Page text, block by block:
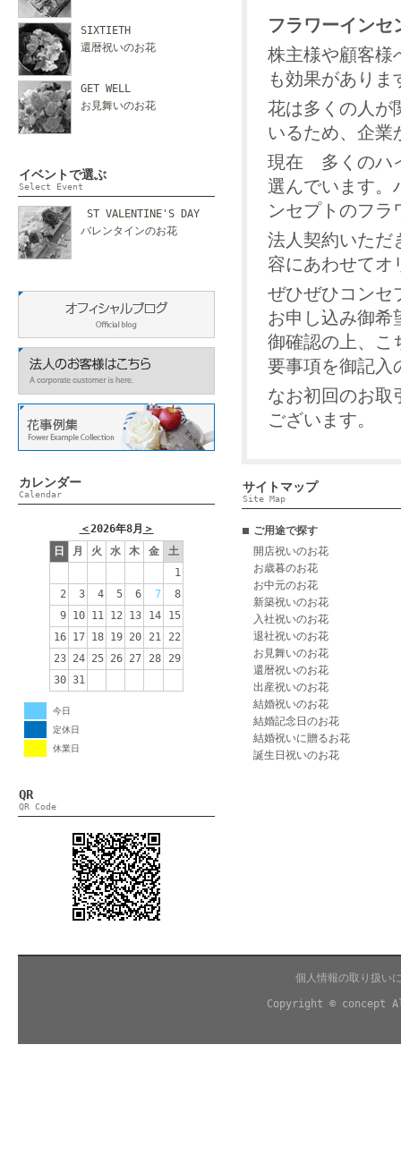
SIXTIETH
還暦祝いのお花
GET WELL
お見舞いのお花
イベントで選ぶ
Select Event
ST VALENTINE'S DAY
バレンタインのお花
カレンダー
Calendar
＜2026年8月 ＞
日
月 火 水 木 金
土
1
2
3 4 5 6 7
8
9 10 11 12 13 14
15
16 17 18 19 20 21
22
23 24 25 26 27 28
29
30 31
今日
定休日
休業日
QR
QR Code
フラワーインセ
株主様や顧客様
も効果がありま
花は多くの人が
いるため、企業
現在 多くのハ
選んでいます
ンセプトのフラ
法人契約いただ
容にあわせてオ
ぜひぜひコンセ
お申し込み御
御確認の上、こ
要事項を御記入
なお初回のお
ございます。
サイトマップ
Site Map
ご用途で探す
開店祝いのお花
お歳暮のお花
お中元のお花
新築祝いのお花
入社祝いのお花
退社祝いのお花
お見舞いのお花
還暦祝いのお花
出産祝いのお花
結婚祝いのお花
結婚記念日のお花
結婚祝いに贈るお花
誕生日祝いのお花
個人情報の取り扱い
Copyright © concept